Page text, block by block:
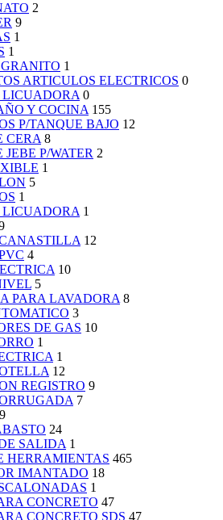
2
9
1
1
1
ARTICULOS ELECTRICOS 0
0
Y COCINA 155
P/TANQUE BAJO 12
CERA 8
P/WATER 2
1
5
1
1
12
4
10
5
PARA LAVADORA 8
3
DE GAS 10
1
1
12
REGISTRO 9
7
9
24
SALIDA 1
HERRAMIENTAS 465
IMANTADO 18
1
CONCRETO 47
CONCRETO SDS 47